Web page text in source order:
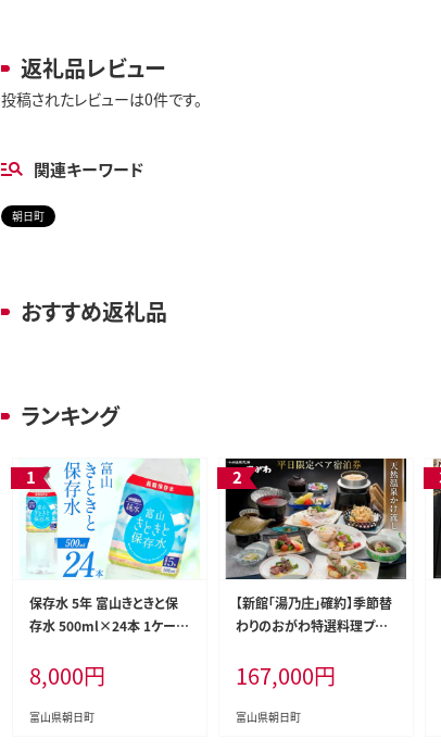
返礼品レビュー
投稿されたレビューは0件です。
関連キーワード
朝日町
おすすめ返礼品
ランキング
保存水 5年 富山きときと保
存水 500ml×24本 1ケース
34310472] 水 ペットボトル
防災 防災グッズ ミネラルウ
ォーター ローリングストック
8,000円
富山県朝日町
【新館「湯乃庄」確約】季節替
わりのおがわ特選料理プラ
川温泉元湯 ホテルおがわ /
富山県 朝日町 [34310209]
167,000円
富山県朝日町